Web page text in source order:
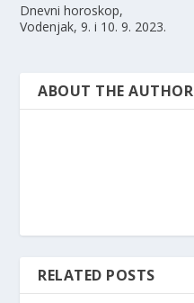
Dnevni horoskop,
Vodenjak, 9. i 10. 9. 2023.
ABOUT THE AUTHOR
RELATED POSTS